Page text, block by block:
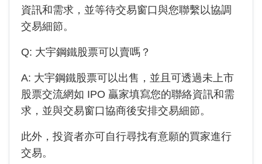
資訊和需求，並等待交易窗口與您聯繫以協調
交易細節。
Q: 大宇鋼鐵股票可以賣嗎？
A: 大宇鋼鐵股票可以出售，並且可透過未上市
股票交流網如 IPO 贏家填寫您的聯絡資訊和需
求，並與交易窗口協商後安排交易細節。
此外，投資者亦可自行尋找有意願的買家進行
交易。